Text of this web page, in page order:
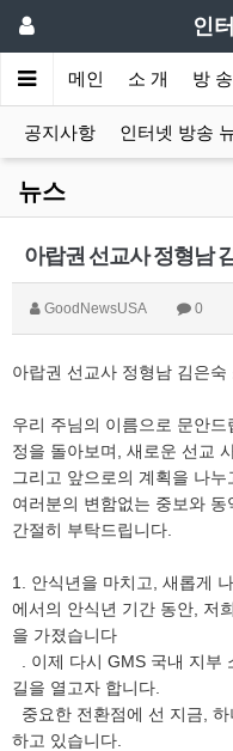
인
메인 소 개 방 송
공지사항 인터넷 방송
뉴스
아랍권 선교사 정형남
GoodNewsUSA 0
아랍권 선교사 정형남 김은숙
우리 주님의 이름으로 문안
정을 돌아보며, 새로운 선교
그리고 앞으로의 계획을 나누
여러분의 변함없는 중보와
간절히 부탁드립니다.
1. 안식년을 마치고, 새롭게
에서의 안식년 기간 동안, 저
을 가졌습니다
. 이제 다시 GMS 국내 지부
길을 열고자 합니다.
중요한 전환점에 선 지금,
하고 있습니다.